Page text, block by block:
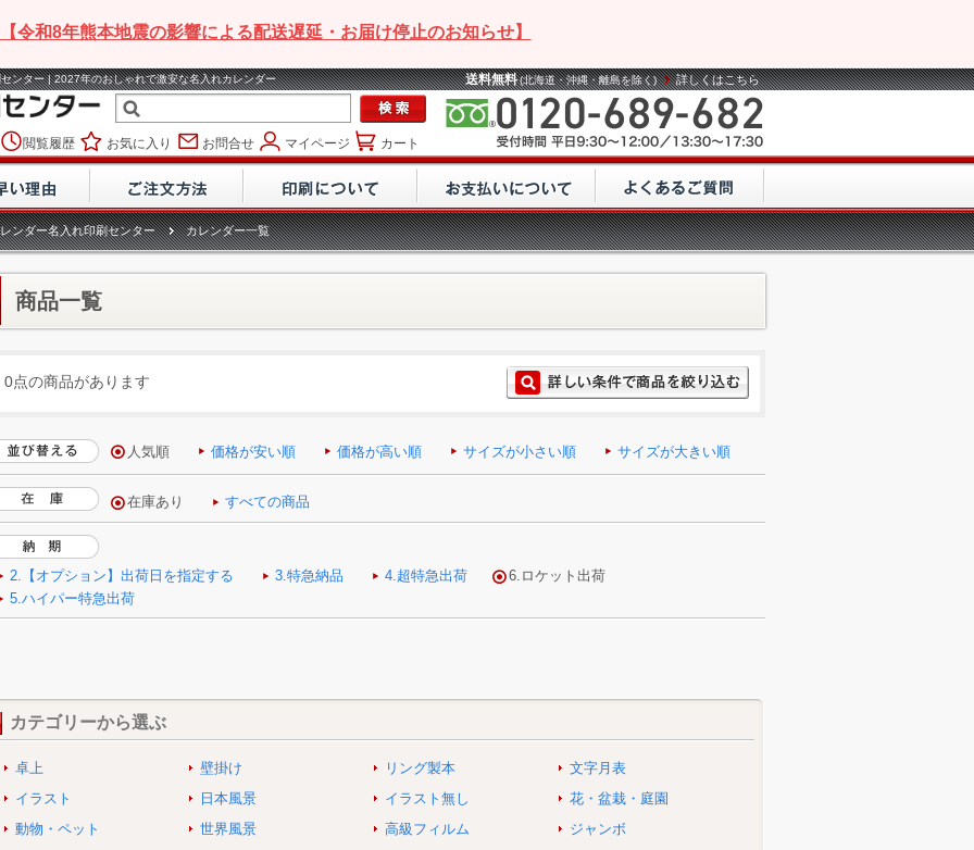
【令和8年熊本地震の影響による配送遅延・お届け停止のお知らせ】
ンター | 2027年のおしゃれで激安な名入れカレンダー 送料無料 (北海道・沖縄・離島を除く) 詳しくはこちら
閲覧履歴 お気に入り お問合せ マイページ カート
ンダー名入れ印刷センター カレンダー一覧
商品一覧
0点の商品があります
人気順 価格が安い順 価格が高い順 サイズが小さい順 サイズが大きい順
カテゴリーから選ぶ
卓上 壁掛け リング製本
文字月表
イラスト
日本風景 イラスト無し
花・盆栽・庭園
動物・ペット
世界風景 高級フィルム
ジャンボ